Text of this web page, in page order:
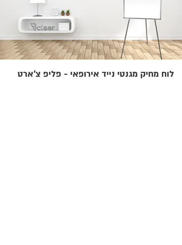
לוח מחיק מגנטי נייד אירופאי - פליפ צ'ארט